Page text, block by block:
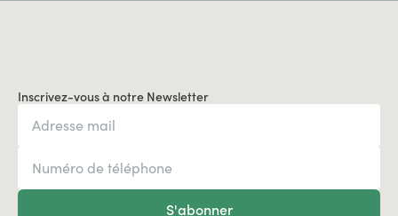
Inscrivez-vous à notre Newsletter
S'abonner